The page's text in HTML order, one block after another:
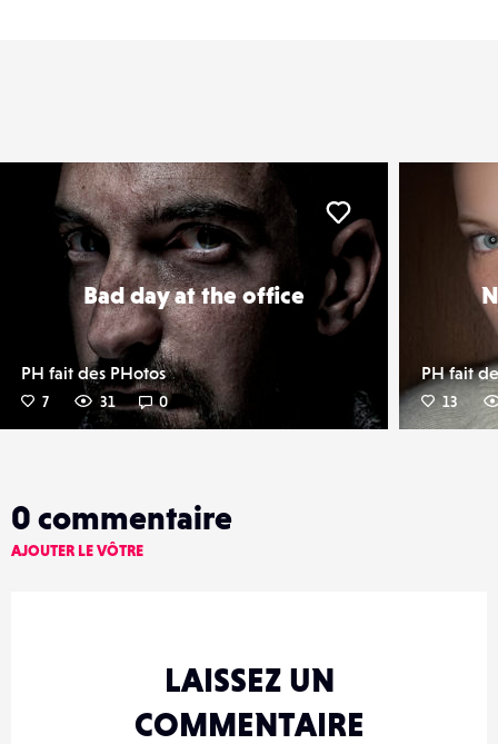
Bad day at the office
PH fait des PHotos
7 31 0
PH fait
13
0 commentaire
AJOUTER LE VÔTRE
LAISSEZ UN
COMMENTAIRE